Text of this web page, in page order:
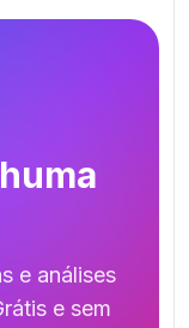
e análises
e sem